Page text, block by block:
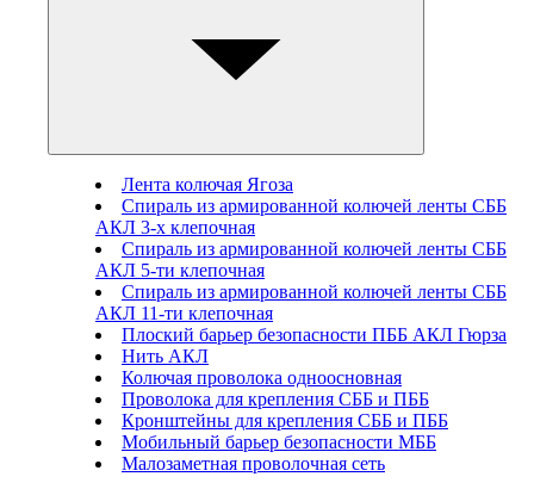
Лента колючая Ягоза
Спираль из армированной колючей ленты СББ
АКЛ 3-х клепочная
Спираль из армированной колючей ленты СББ
АКЛ 5-ти клепочная
Спираль из армированной колючей ленты СББ
АКЛ 11-ти клепочная
Плоский барьер безопасности ПББ АКЛ Гюрза
Нить АКЛ
Колючая проволока одноосновная
Проволока для крепления СББ и ПББ
Кронштейны для крепления СББ и ПББ
Мобильный барьер безопасности МББ
Малозаметная проволочная сеть